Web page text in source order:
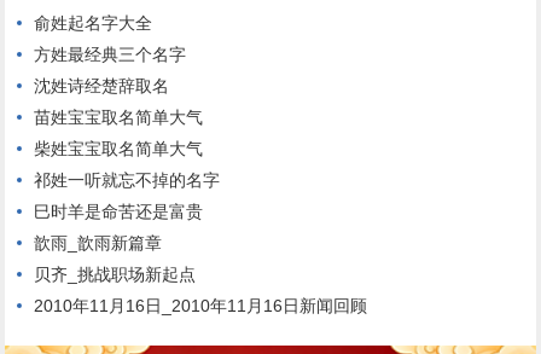
俞姓起名字大全
方姓最经典三个名字
沈姓诗经楚辞取名
苗姓宝宝取名简单大气
柴姓宝宝取名简单大气
祁姓一听就忘不掉的名字
巳时羊是命苦还是富贵
歆雨_歆雨新篇章
贝齐_挑战职场新起点
2010年11月16日_2010年11月16日新闻回顾